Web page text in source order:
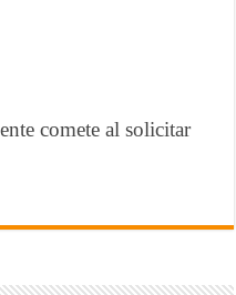
comete al solicitar